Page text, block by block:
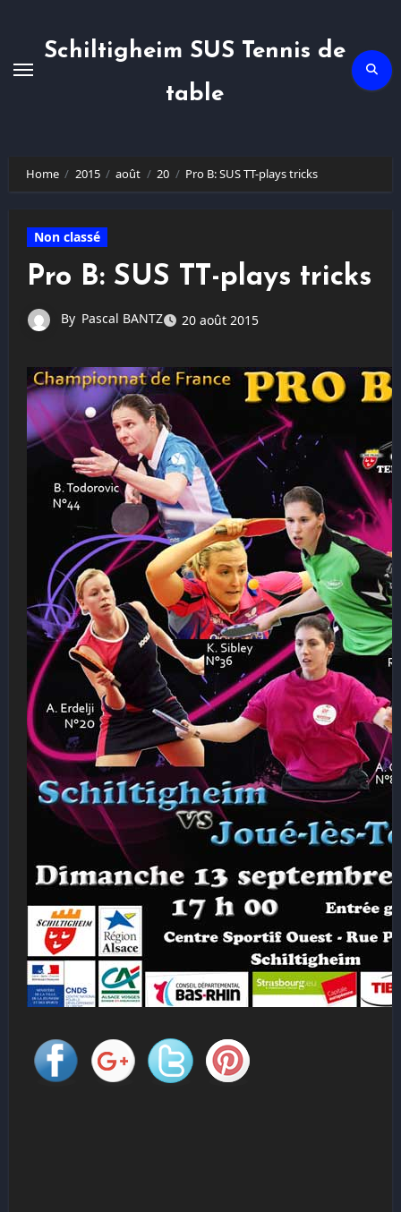
Schiltigheim SUS Tennis de
table
Home 2015 août 20 Pro B: SUS TT-plays tricks
Non classé
Pro B: SUS TT-plays tricks
By Pascal BANTZ 20 août 2015